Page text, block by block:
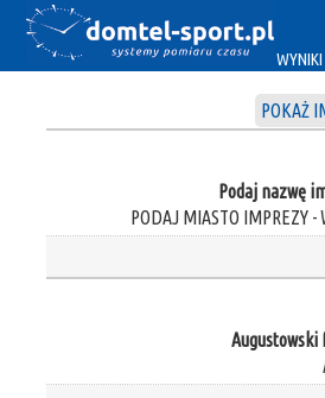
WYNIKI
POKAŻ
Podaj nazwę
PODAJ MIASTO IMPREZY -
Augustowski